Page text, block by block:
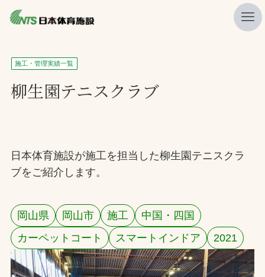
私たちの強み
ニュース
製品・サービス一覧
施工・管理実績一覧
採用情報
検索
施工・管理実績一覧
柳生園テニスクラブ
日本体育施設が施工を担当した柳生園テニスクラ
ブをご紹介します。
岡山県 岡山市 施工
中国・四国
カーペットコート
スマートインドア 2021